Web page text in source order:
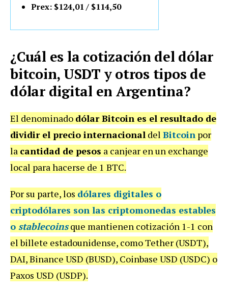
Prex: $124,01 / $114,50
¿Cuál es la cotización del dólar
bitcoin, USDT y otros tipos de
dólar digital en Argentina?
El denominado dólar Bitcoin es el resultado de
dividir el precio internacional del Bitcoin por
la cantidad de pesos a canjear en un exchange
local para hacerse de 1 BTC.
Por su parte, los dólares digitales o
criptodólares son las criptomonedas estables
o stablecoinsque mantienen cotización 1-1 con
el billete estadounidense, como Tether (USDT),
DAI, Binance USD (BUSD), Coinbase USD (USDC) o
Paxos USD (USDP).